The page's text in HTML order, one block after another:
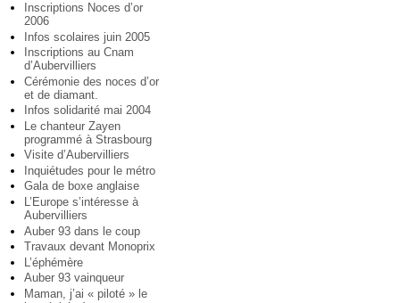
Inscriptions Noces d’or
2006
Infos scolaires juin 2005
Inscriptions au Cnam
d’Aubervilliers
Cérémonie des noces d’or
et de diamant.
Infos solidarité mai 2004
Le chanteur Zayen
programmé à Strasbourg
Visite d’Aubervilliers
Inquiétudes pour le métro
Gala de boxe anglaise
L’Europe s’intéresse à
Aubervilliers
Auber 93 dans le coup
Travaux devant Monoprix
L’éphémère
Auber 93 vainqueur
Maman, j’ai « piloté » le